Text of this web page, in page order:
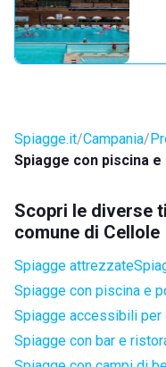
Spiagge.it Campania
Spiagge con piscina
Scopri le diverse
comune di Cellole
Spiagge attrezzate
Spiagge con piscina e
Spiagge accessibili
Spiagge con bar e